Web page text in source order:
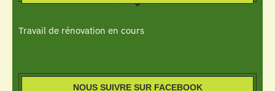
Travail de rénovation en cours
NOUS SUIVRE SUR FACEBOOK